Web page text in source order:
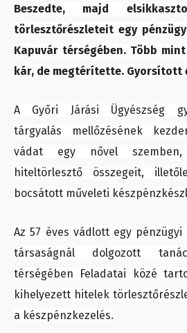
Beszedte, majd
törlesztőrészleteit egy
Kapuvár térségében. Több
kár, de megtérítette. Gyorsított
A Győri Járási Ügyészség
tárgyalás mellőzésének
vádat egy nővel
hiteltörlesztő összegeit,
bocsátott műveleti
Az 57 éves vádlott egy
társaságnál dolgozott
térségében Feladatai közé
kihelyezett hitelek
a készpénzkezelés.